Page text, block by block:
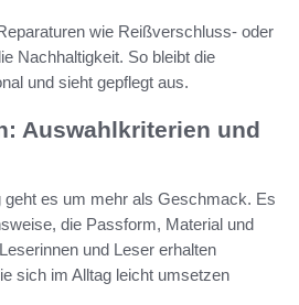
wie Reißverschluss- oder
Nachhaltigkeit. So bleibt die
und sieht gepflegt aus.
Auswahlkriterien und
geht es um mehr als Geschmack. Es
die Passform, Material und
und Leser erhalten
sich im Alltag leicht umsetzen